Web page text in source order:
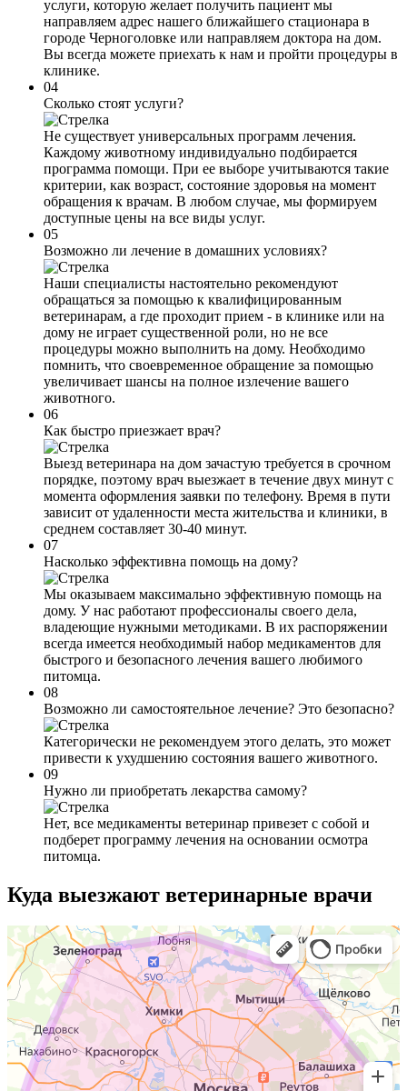
услуги, которую желает получить пациент мы
направляем адрес нашего ближайшего стационара в
городе Черноголовке или направляем доктора на дом.
Вы всегда можете приехать к нам и пройти процедуры в
клинике.
04
Сколько стоят услуги?
Не существует универсальных программ лечения.
Каждому животному индивидуально подбирается
программа помощи. При ее выборе учитываются такие
критерии, как возраст, состояние здоровья на момент
обращения к врачам. В любом случае, мы формируем
доступные цены на все виды услуг.
05
Возможно ли лечение в домашних условиях?
Наши специалисты настоятельно рекомендуют
обращаться за помощью к квалифицированным
ветеринарам, а где проходит прием - в клинике или на
дому не играет существенной роли, но не все
процедуры можно выполнить на дому. Необходимо
помнить, что своевременное обращение за помощью
увеличивает шансы на полное излечение вашего
животного.
06
Как быстро приезжает врач?
Выезд ветеринара на дом зачастую требуется в срочном
порядке, поэтому врач выезжает в течение двух минут с
момента оформления заявки по телефону. Время в пути
зависит от удаленности места жительства и клиники, в
среднем составляет 30-40 минут.
07
Насколько эффективна помощь на дому?
Мы оказываем максимально эффективную помощь на
дому. У нас работают профессионалы своего дела,
владеющие нужными методиками. В их распоряжении
всегда имеется необходимый набор медикаментов для
быстрого и безопасного лечения вашего любимого
питомца.
08
Возможно ли самостоятельное лечение? Это безопасно?
Категорически не рекомендуем этого делать, это может
привести к ухудшению состояния вашего животного.
09
Нужно ли приобретать лекарства самому?
Нет, все медикаменты ветеринар привезет с собой и
подберет программу лечения на основании осмотра
питомца.
Куда выезжают ветеринарные врачи